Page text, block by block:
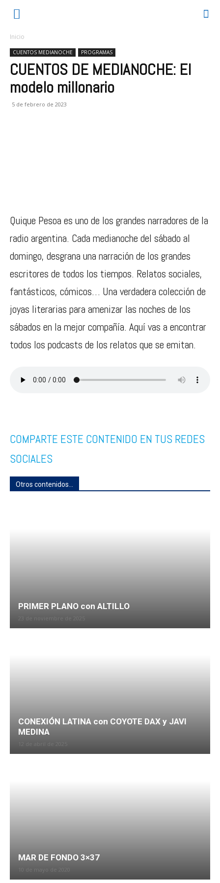
Inicio
CUENTOS MEDIANOCHE PROGRAMAS
CUENTOS DE MEDIANOCHE: El
modelo millonario
5 de febrero de 2023
Quique Pesoa es uno de los grandes narradores de la
radio argentina. Cada medianoche del sábado al
domingo, desgrana una narración de los grandes
escritores de todos los tiempos. Relatos sociales,
fantásticos, cómicos… Una verdadera colección de
joyas literarias para amenizar las noches de los
sábados en la mejor compañía. Aquí vas a encontrar
todos los podcasts de los relatos que se emitan.
COMPARTE ESTE CONTENIDO EN TUS REDES
SOCIALES
Otros contenidos...
PRIMER PLANO con ALTILLO
23 de noviembre de 2025
CONEXIÓN LATINA con COYOTE DAX y JAVI
MEDINA
MAR DE FONDO 3×37
10 de mayo de 2020